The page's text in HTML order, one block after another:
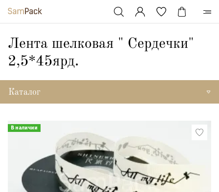
Лента шелковая " Сердечки"
2,5*45ярд.
Каталог
В наличии